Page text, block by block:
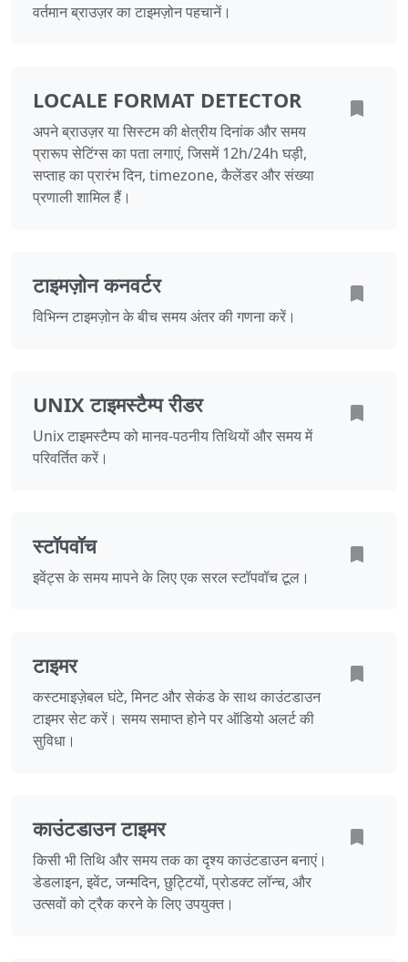
वर्तमान ब्राउज़र का टाइमज़ोन पहचानें।
LOCALE FORMAT DETECTOR
अपने ब्राउज़र या सिस्टम की क्षेत्रीय दिनांक और समय
प्रारूप सेटिंग्स का पता लगाएं, जिसमें 12h/24h घड़ी,
सप्ताह का प्रारंभ दिन, timezone, कैलेंडर और संख्या
प्रणाली शामिल हैं।
टाइमज़ोन कनवर्टर
विभिन्न टाइमज़ोन के बीच समय अंतर की गणना करें।
UNIX टाइमस्टैम्प रीडर
Unix टाइमस्टैम्प को मानव-पठनीय तिथियों और समय में
परिवर्तित करें।
स्टॉपवॉच
इवेंट्स के समय मापने के लिए एक सरल स्टॉपवॉच टूल।
टाइमर
कस्टमाइज़ेबल घंटे, मिनट और सेकंड के साथ काउंटडाउन
टाइमर सेट करें। समय समाप्त होने पर ऑडियो अलर्ट की
सुविधा।
काउंटडाउन टाइमर
किसी भी तिथि और समय तक का दृश्य काउंटडाउन बनाएं।
डेडलाइन, इवेंट, जन्मदिन, छुट्टियों, प्रोडक्ट लॉन्च, और
उत्सवों को ट्रैक करने के लिए उपयुक्त।